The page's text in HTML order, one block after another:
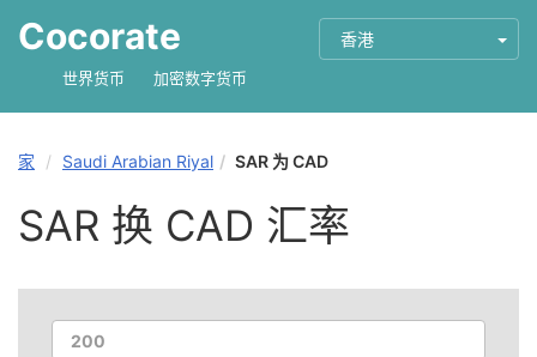
Cocorate 香港
世界货币 加密数字货币
家 Saudi Arabian Riyal SAR 为 CAD
SAR 换 CAD 汇率